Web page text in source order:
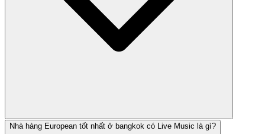
Nhà hàng European tốt nhất ở bangkok có Live Music là gì?